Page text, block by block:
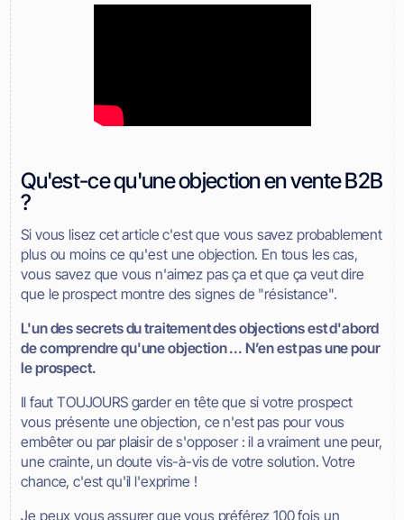
Qu'est-ce qu'une objection en vente B2B
?
Si vous lisez cet article c'est que vous savez probablement
plus ou moins ce qu'est une objection. En tous les cas,
vous savez que vous n'aimez pas ça et que ça veut dire
que le prospect montre des signes de "résistance".
L'un des secrets du traitement des objections est d'abord
de comprendre qu'une objection ... N’en est pas une pour
le prospect.
Il faut TOUJOURS garder en tête que si votre prospect
vous présente une objection, ce n'est pas pour vous
embêter ou par plaisir de s'opposer : il a vraiment une peur,
une crainte, un doute vis-à-vis de votre solution. Votre
chance, c'est qu'il l'exprime !
Je peux vous assurer que vous préférez 100 fois un